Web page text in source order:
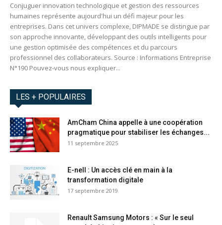
Conjuguer innovation technologique et gestion des ressources
humaines représente aujourd'hui un défi majeur pour les
entreprises. Dans cet univers complexe, DIPMADE se distingue par
son approche innovante, développant des outils intelligents pour
une gestion optimisée des compétences et du parcours
professionnel des collaborateurs. Source : Informations Entreprise
N°190 Pouvez-vous nous expliquer...
LES + POPULAIRES
AmCham China appelle à une coopération
pragmatique pour stabiliser les échanges...
11 septembre 2025
E-nell : Un accès clé en main à la
transformation digitale
17 septembre 2019
Renault Samsung Motors : « Sur le seul